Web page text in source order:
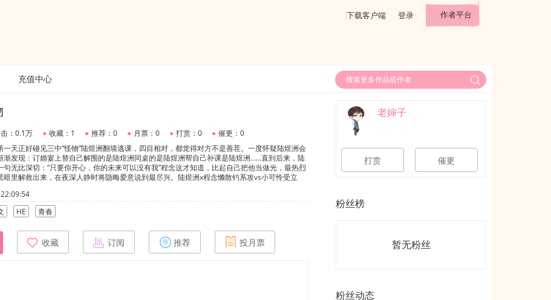
下载客户端 登录 作者平台
充值中心
：0.1万 ● 收藏：1 ● 推荐：0 ● 月票：0 ● 打赏：0 ● 催更：0
天正好碰见三中“怪物”陆煜洲翻墙逃课，四目相对，都觉得对方不是善茬。一度怀疑陆煜洲会
发现：订婚宴上替自己解围的是陆煜洲同桌的是陆煜洲帮自己补课是陆煜洲......直到后来，陆
无比深切：“只要你开心，你的未来可以没有我”程念这才知道，比起自己把他当做光，最热烈
暗里解救出来，在夜深人静时将隐晦爱意说到最尽兴。陆煜洲x程念懒散钓系攻vs小可怜受立
HE 青春
收藏 订阅 推荐 投月票
老婶子
打赏 催更
粉丝榜
暂无粉丝
粉丝动态